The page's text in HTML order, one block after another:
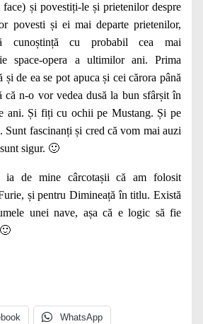
face) și povestiți-le și prietenilor despre
povesti și ei mai departe prietenilor,
cunoștință cu probabil cea mai
space-opera a ultimilor ani. Prima
și de ea se pot apuca și cei cărora până
că n-o vor vedea dusă la bun sfârșit în
ani. Și fiți cu ochii pe Mustang. Și pe
Sunt fascinanți și cred că vom mai auzi
sigur. 🙂
ia de mine cârcotașii că am folosit
și pentru Dimineață în titlu. Există
unei nave, așa că e logic să fie
WhatsApp